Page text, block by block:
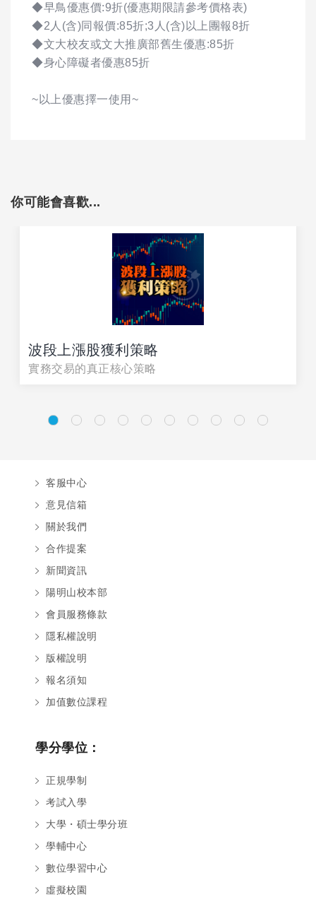
◆早鳥優惠價:9折(優惠期限請參考價格表)
◆2人(含)同報價:85折;3人(含)以上團報8折
◆文大校友或文大推廣部舊生優惠:85折
◆身心障礙者優惠85折
~以上優惠擇一使用~
你可能會喜歡...
波段上漲股獲利策略
實務交易的真正核心策略
客服中心
意見信箱
關於我們
合作提案
新聞資訊
陽明山校本部
會員服務條款
隱私權說明
版權說明
報名須知
加值數位課程
學分學位：
正規學制
考試入學
大學・碩士學分班
學輔中心
數位學習中心
虛擬校園